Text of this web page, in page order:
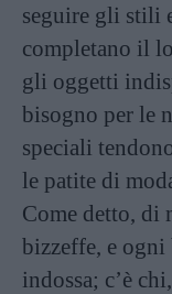
seguire gli stili
completano il
gli oggetti
bisogno per le
speciali
le patite di
Come detto, di
bizzeffe, e
indossa; c’è